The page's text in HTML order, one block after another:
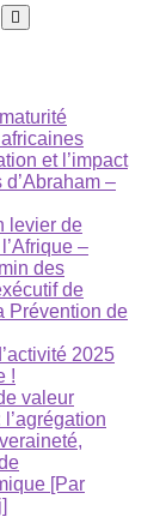
et l’impact
–
levier de
–
des
de
Prévention de
2025
!
valeur
[Par